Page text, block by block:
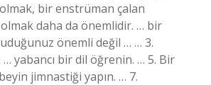
bir enstrüman çalan
olmak daha da önemlidir. … bir
önemli değil … … 3.
yabancı bir dil öğrenin. … 5. Bir
jimnastiği yapın. … 7.